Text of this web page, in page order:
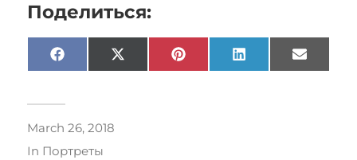
Поделиться:
Facebook X
(Twitter)
Pinterest LinkedIn Email
March 26, 2018
In Портреты